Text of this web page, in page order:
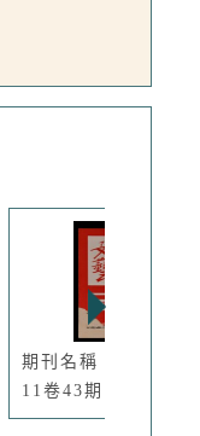
期刊名稱：臺灣文藝
11卷43期